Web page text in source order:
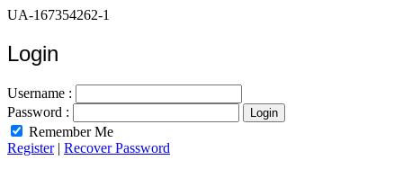
UA-167354262-1
Login
Username :
Password :
Remember Me
Register| Recover Password